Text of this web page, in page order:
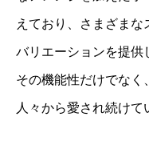
えており、さまざま
バリエーションを提供
その機能性だけでなく
人々から愛され続けて